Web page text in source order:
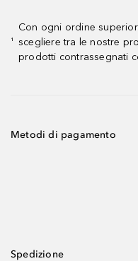
¹
Con ogni ordine
scegliere tra le nostre
prodotti contrassegnati
Metodi di pagamento
Spedizione